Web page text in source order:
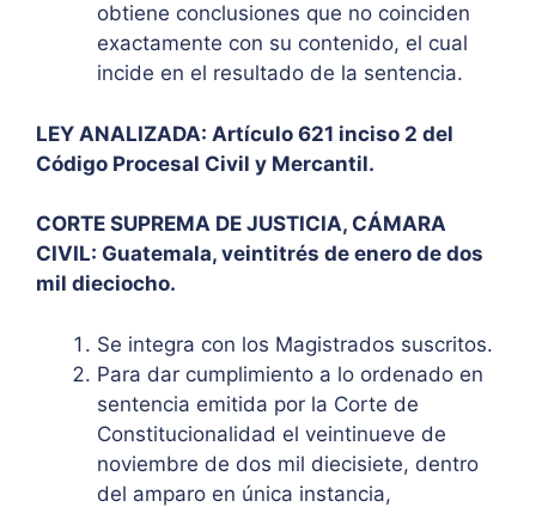
obtiene conclusiones que no coinciden
exactamente con su contenido, el cual
incide en el resultado de la sentencia.
LEY ANALIZADA: Artículo 621 inciso 2 del
Código Procesal Civil y Mercantil.
CORTE SUPREMA DE JUSTICIA, CÁMARA
CIVIL: Guatemala, veintitrés de enero de dos
mil dieciocho.
Se integra con los Magistrados suscritos.
Para dar cumplimiento a lo ordenado en
sentencia emitida por la Corte de
Constitucionalidad el veintinueve de
noviembre de dos mil diecisiete, dentro
del amparo en única instancia,